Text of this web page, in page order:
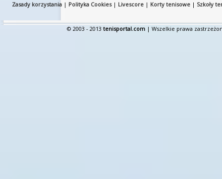
Zasady korzystania | Polityka Cookies| Livescore | Korty tenisowe | Szkoły
© 2003 - 2013 tenisportal.com | Wszelkie prawa